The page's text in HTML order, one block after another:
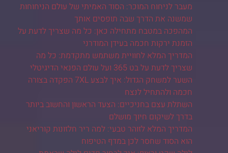
מעבר לניחוח המוכר: הסוד האמיתי של עולם הניחוחות
שמשנה את הדרך שבה תופסים אותך
המהפכה במטבח מתחילה כאן: כל מה שצריך לדעת על
הזמנת ירקות חכמה בעידן המודרני
המדריך המלא לחוויית משתמש מתקדמת: כל מה
שצריך לדעת על בט 365 ועל עולם הפנאי הדיגיטלי
השער למשחק הגדול: איך לבצע 7XL הפקדה בצורה
חכמה ולהתחיל לנצח
השתלת עצם בחניכיים: הצעד הראשון והחשוב ביותר
בדרך לשיקום חיוך מושלם
המדריך המלא לזוהר טבעי: למה ריר חלזונות קוריאני
הוא הסוד שחסר לכן במדף הטיפוח